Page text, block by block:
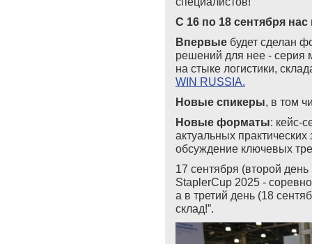
С 16 по 18 сентября
Впервые будет сделан
решений для нее - серия
на стыке логистики,
WIN RUSSIA.
Новые спикеры, в том
Новые форматы: кейс-
актуальных
обсуждение ключевых
17 сентября (второй
StaplerCup 2025 -
а в третий день (18
склад!”.